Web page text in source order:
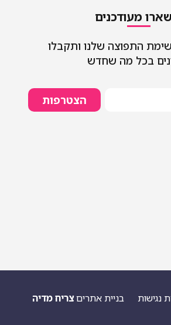
מעודכנים
התפוצה שלנו ותקבלו
בכל מה שחדש
הצטרפות
נגישות בניית אתריםצריח מדיה